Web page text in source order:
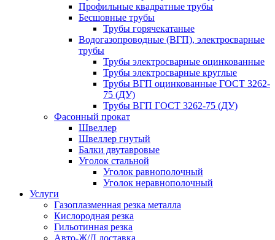
Профильные квадратные трубы
Бесшовные трубы
Трубы горячекатаные
Водогазопроводные (ВГП), электросварные
трубы
Трубы электросварные оцинкованные
Трубы электросварные круглые
Трубы ВГП оцинкованные ГОСТ 3262-
75 (ДУ)
Трубы ВГП ГОСТ 3262-75 (ДУ)
Фасонный прокат
Швеллер
Швеллер гнутый
Балки двутавровые
Уголок стальной
Уголок равнополочный
Уголок неравнополочный
Услуги
Газоплазменная резка металла
Кислородная резка
Гильотинная резка
Авто-Ж/Д доставка